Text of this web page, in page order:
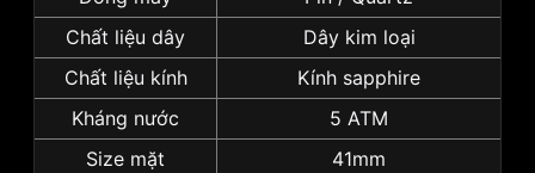
Chất liệu dây
Dây kim loại
Chất liệu kính
Kính sapphire
Kháng nước
5 ATM
Size mặt
41mm